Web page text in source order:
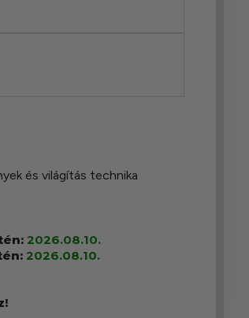
és világítás technika
2026.08.10.
2026.08.10.